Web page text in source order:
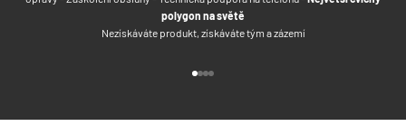
polygon na světě
Nezískáváte produkt, získáváte tým a zázemí